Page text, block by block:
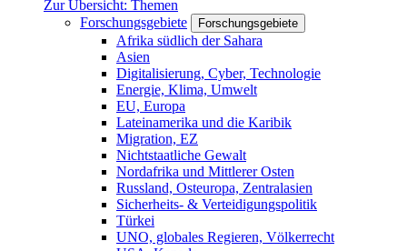
Zur Übersicht: Themen
Forschungsgebiete
Forschungsgebiete
Afrika südlich der Sahara
Asien
Digitalisierung, Cyber, Technologie
Energie, Klima, Umwelt
EU, Europa
Lateinamerika und die Karibik
Migration, EZ
Nichtstaatliche Gewalt
Nordafrika und Mittlerer Osten
Russland, Osteuropa, Zentralasien
Sicherheits- & Verteidigungspolitik
Türkei
UNO, globales Regieren, Völkerrecht